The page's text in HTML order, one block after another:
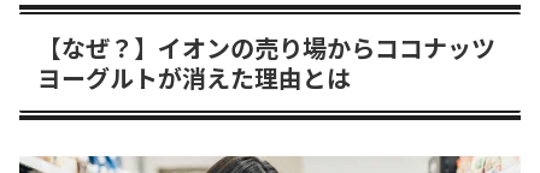
【なぜ？】イオンの売り場からココナッツ
ヨーグルトが消えた理由とは